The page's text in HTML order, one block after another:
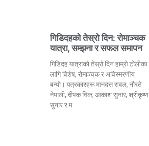
गिडिदहको तेस्रो दिन: रोमाञ्चक
यात्रा, सम्झना र सफल समापन
गिडिदह यात्राको तेस्रो दिन हाम्रो टोलीका
लागि विशेष, रोमाञ्चक र अविस्मरणीय
बन्यो। पत्रकारहरू मानदत्त रावल, नौरते
नेपाली, दीपक विक, आकाश सुनार, श्रीकृष्ण
सुनार र म